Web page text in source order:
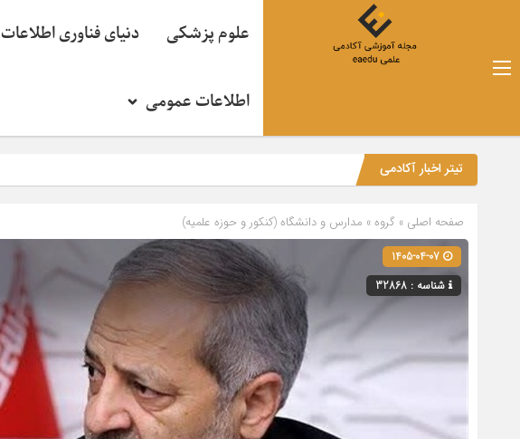
علوم پزشکی دنیای فناوری اطلاعات
اطلاعات عمومی
تیتر اخبار آکادمی
صفحه اصلی » گروه » مدارس و دانشگاه (کنکور و حوزه علمیه)
شناسه : 32868